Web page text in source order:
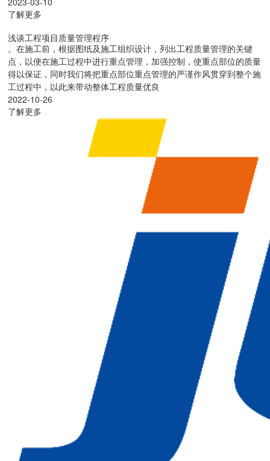
了解更多
浅谈工程项目质量管理程序
。在施工前，根据图纸及施工组织设计，列出工程质量管理的关键
点，以便在施工过程中进行重点管理，加强控制，使重点部位的质量
得以保证，同时我们将把重点部位重点管理的严谨作风贯穿到整个施
工过程中，以此来带动整体工程质量优良
2022-10-26
了解更多